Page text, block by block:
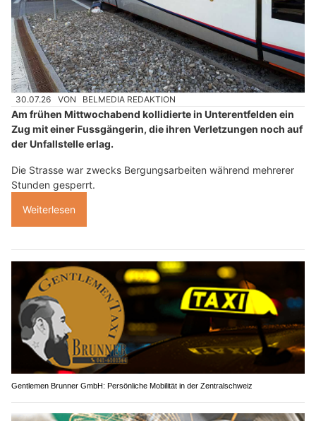
30.07.26 VON BELMEDIA REDAKTION
Am frühen Mittwochabend kollidierte in Unterentfelden ein
Zug mit einer Fussgängerin, die ihren Verletzungen noch auf
der Unfallstelle erlag.
Die Strasse war zwecks Bergungsarbeiten während mehrerer
Stunden gesperrt.
Weiterlesen
Gentlemen Brunner GmbH: Persönliche Mobilität in der Zentralschweiz